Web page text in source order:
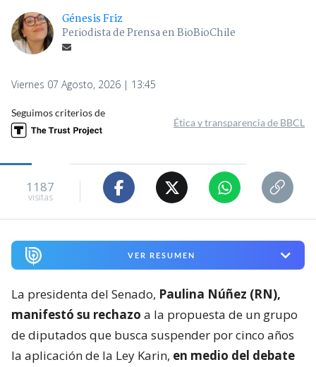
Génesis Friz
Periodista de Prensa en BioBioChile
Viernes 07 Agosto, 2026 | 13:45
Seguimos criterios de
Ética y transparencia de BBCL
1187
visitas
VER RESUMEN
La presidenta del Senado, Paulina Núñez (RN),
manifestó su rechazo a la propuesta de un grupo
de diputados que busca suspender por cinco años
la aplicación de la Ley Karin, en medio del debate